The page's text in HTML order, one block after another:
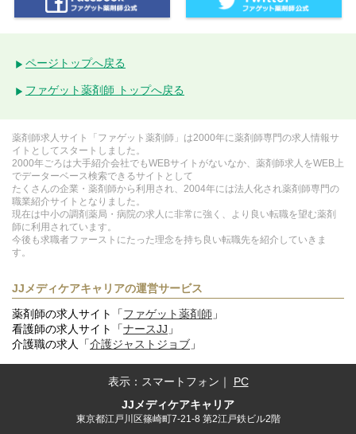
ページトップへ戻る
ファゲット薬剤師 トップへ戻る
薬剤師求人サイト「ファゲット薬剤師」は2000年に薬剤師専門の求人情報サ
イトとしてスタートしました。
2000年ごろは大手紹介会社でもWEBサイトがないなか、薬剤師求人をWEB上
でデーターベース検索できるサイトとして
たくさんの企業・薬剤師から利用され、2004年には法人化され薬剤師専門の
職業紹介サイトとなりました。
現在は中小の調剤薬局・病院の求人に非常に強く、より良い転職を望む薬剤
師に利用されています。
今後も求職者ファーストにたった理念を持ち良い転職先を紹介していきま
す。
JJメディケアキャリアの運営サービス
薬剤師の求人サイト「ファゲット薬剤師 」
看護師の求人サイト「ナースJJ 」
介護職の求人「介護ジャストジョブ 」
表示： スマートフォン ｜ PC
JJメディケアキャリア
東京都江戸川区篠崎町7-21-8 第2江戸鉄ビル2階